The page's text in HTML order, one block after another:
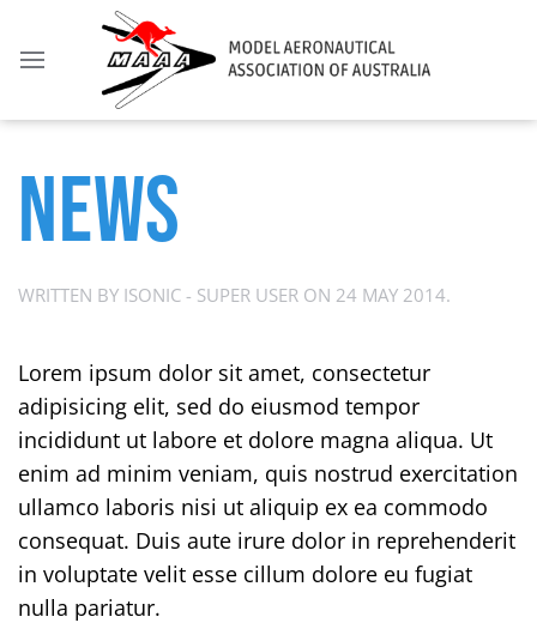
NEWS
WRITTEN BY ISONIC - SUPER USER ON 24 MAY 2014.
Lorem ipsum dolor sit amet, consectetur
adipisicing elit, sed do eiusmod tempor
incididunt ut labore et dolore magna aliqua. Ut
enim ad minim veniam, quis nostrud exercitation
ullamco laboris nisi ut aliquip ex ea commodo
consequat. Duis aute irure dolor in reprehenderit
in voluptate velit esse cillum dolore eu fugiat
nulla pariatur.